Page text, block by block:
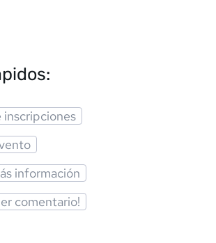
inscripciones
información
comentario!